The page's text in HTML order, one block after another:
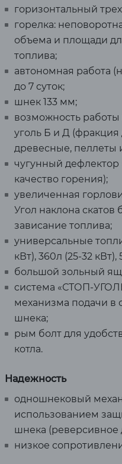
горизонтальный
горелка:
объема и площади
топлива;
автономная работа
до 7 суток;
шнек 133 мм;
возможность работы
уголь Б и Д (фракция
древесные, пеллеты
чугунный дефлектор
качество горения);
увеличенная
Угол наклона скатов
зависание топлива;
универсальные
кВт), 360л (25-32
большой зольный
cистема «СТОП-
механизма подачи в
шнека;
рым болт для
котла.
Надежность
одношнековый
использованием
шнека (реверсивное
низкое